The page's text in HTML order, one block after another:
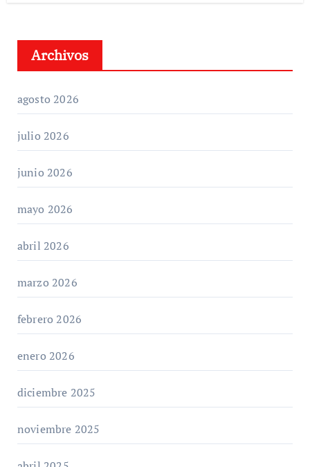
Archivos
agosto 2026
julio 2026
junio 2026
mayo 2026
abril 2026
marzo 2026
febrero 2026
enero 2026
diciembre 2025
noviembre 2025